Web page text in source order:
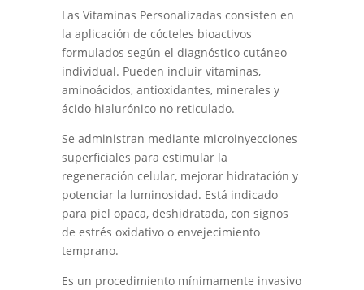
Las Vitaminas Personalizadas consisten en
la aplicación de cócteles bioactivos
formulados según el diagnóstico cutáneo
individual. Pueden incluir vitaminas,
aminoácidos, antioxidantes, minerales y
ácido hialurónico no reticulado.
Se administran mediante microinyecciones
superficiales para estimular la
regeneración celular, mejorar hidratación y
potenciar la luminosidad. Está indicado
para piel opaca, deshidratada, con signos
de estrés oxidativo o envejecimiento
temprano.
Es un procedimiento mínimamente invasivo